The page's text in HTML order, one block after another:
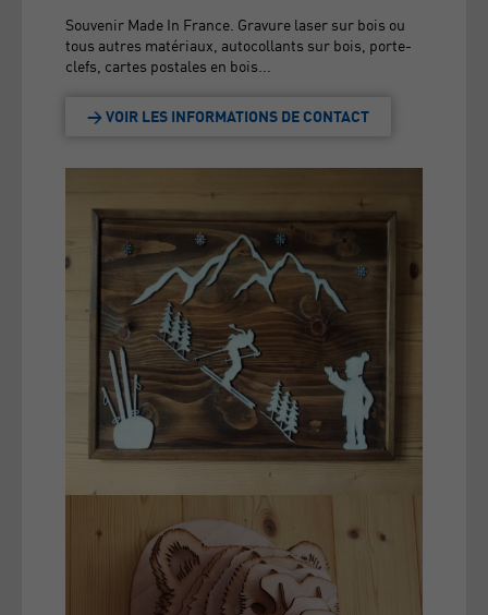
Souvenir Made In France. Gravure laser sur bois ou
tous autres matériaux, autocollants sur bois, porte-
clefs, cartes postales en bois...
> VOIR LES INFORMATIONS DE CONTACT